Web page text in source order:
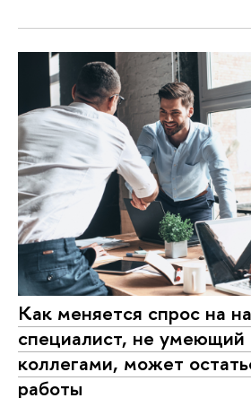
Как меняется спрос на
специалист, не умеющий
коллегами, может
работы